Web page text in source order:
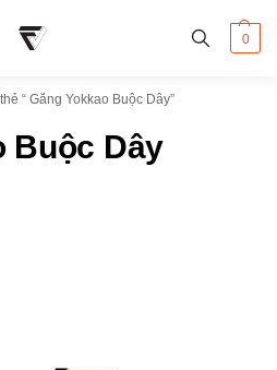
0
“ Găng Yokkao Buộc Dây”
Buộc Dây